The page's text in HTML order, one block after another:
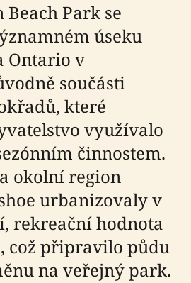
Park se
úseku
Ontario v
součásti
které
využívalo
činnostem.
okolní region
urbanizovaly v
rekreační hodnota
což připravilo půdu
na veřejný park.